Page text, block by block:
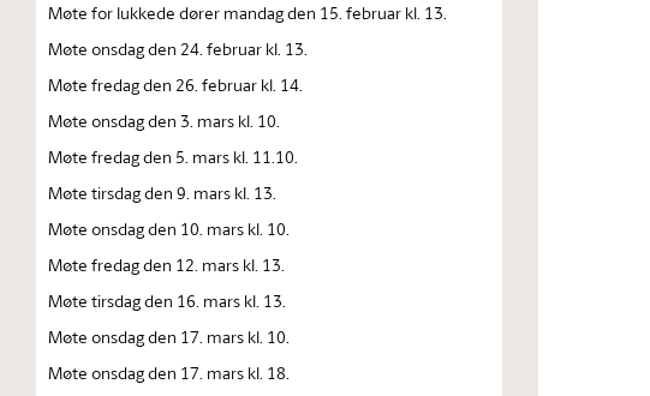
Møte for lukkede dører mandag den 15. februar kl. 13.
Møte onsdag den 24. februar kl. 13.
Møte fredag den 26. februar kl. 14.
Møte onsdag den 3. mars kl. 10.
Møte fredag den 5. mars kl. 11.10.
Møte tirsdag den 9. mars kl. 13.
Møte onsdag den 10. mars kl. 10.
Møte fredag den 12. mars kl. 13.
Møte tirsdag den 16. mars kl. 13.
Møte onsdag den 17. mars kl. 10.
Møte onsdag den 17. mars kl. 18.